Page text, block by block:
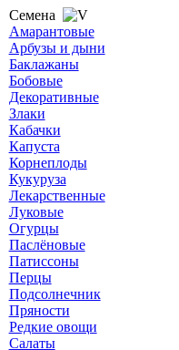
Семена
Амарантовые
Арбузы и дыни
Баклажаны
Бобовые
Декоративные
Злаки
Кабачки
Капуста
Корнеплоды
Кукуруза
Лекарственные
Луковые
Огурцы
Паслёновые
Патиссоны
Перцы
Подсолнечник
Пряности
Редкие овощи
Салаты